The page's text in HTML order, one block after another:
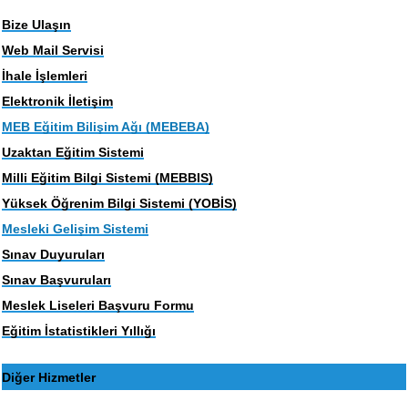
Bize Ulaşın
Web Mail Servisi
İhale İşlemleri
Elektronik İletişim
MEB Eğitim Bilişim Ağı (MEBEBA)
Uzaktan Eğitim Sistemi
Milli Eğitim Bilgi Sistemi (MEBBIS)
Yüksek Öğrenim Bilgi Sistemi (YOBİS)
Mesleki Gelişim Sistemi
Sınav Duyuruları
Sınav Başvuruları
Meslek Liseleri Başvuru Formu
Eğitim İstatistikleri Yıllığı
Diğer Hizmetler